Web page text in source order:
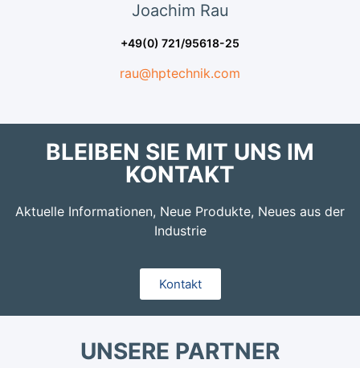
Joachim Rau
+49(0) 721/95618-25
rau@hptechnik.com
BLEIBEN SIE MIT UNS IM
KONTAKT
Aktuelle Informationen, Neue Produkte, Neues aus der
Industrie
Kontakt
UNSERE PARTNER